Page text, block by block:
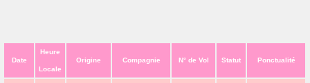
Date
Heure
Locale
Origine Compagnie N° de Vol Statut Ponctualité